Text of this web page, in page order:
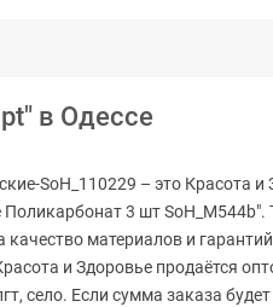
в Одессе
SoH_110229 – это Красота и
Поликарбонат 3 шт
качество материалов и
и Здоровье продаётся
село. Если сумма заказа